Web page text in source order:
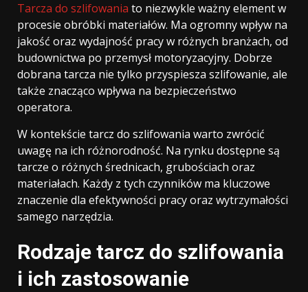
Tarcza do szlifowania to niezwykle ważny element w
procesie obróbki materiałów. Ma ogromny wpływ na
jakość oraz wydajność pracy w różnych branżach, od
budownictwa po przemysł motoryzacyjny. Dobrze
dobrana tarcza nie tylko przyspiesza szlifowanie, ale
także znacząco wpływa na bezpieczeństwo
operatora.
W kontekście tarcz do szlifowania warto zwrócić
uwagę na ich różnorodność. Na rynku dostępne są
tarcze o różnych średnicach, grubościach oraz
materiałach. Każdy z tych czynników ma kluczowe
znaczenie dla efektywności pracy oraz wytrzymałości
samego narzędzia.
Rodzaje tarcz do szlifowania
i ich zastosowanie